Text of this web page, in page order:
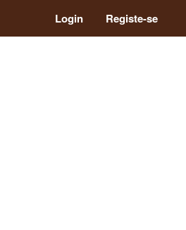
Login Registe-se